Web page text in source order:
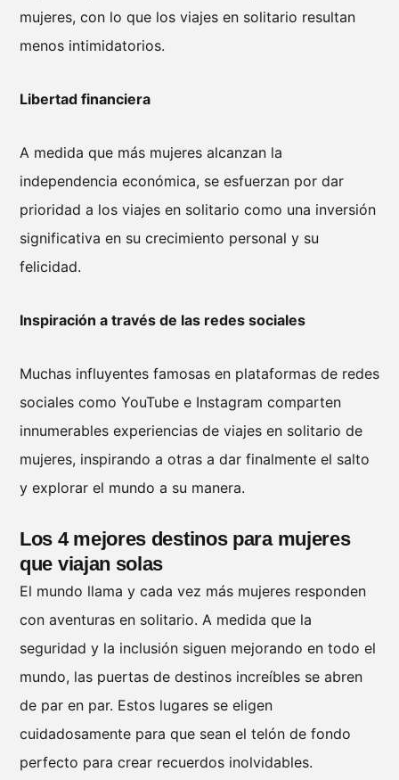
mujeres, con lo que los viajes en solitario resultan
menos intimidatorios.
Libertad financiera
A medida que más mujeres alcanzan la
independencia económica, se esfuerzan por dar
prioridad a los viajes en solitario como una inversión
significativa en su crecimiento personal y su
felicidad.
Inspiración a través de las redes sociales
Muchas influyentes famosas en plataformas de redes
sociales como YouTube e Instagram comparten
innumerables experiencias de viajes en solitario de
mujeres, inspirando a otras a dar finalmente el salto
y explorar el mundo a su manera.
Los 4 mejores destinos para mujeres
que viajan solas
El mundo llama y cada vez más mujeres responden
con aventuras en solitario. A medida que la
seguridad y la inclusión siguen mejorando en todo el
mundo, las puertas de destinos increíbles se abren
de par en par. Estos lugares se eligen
cuidadosamente para que sean el telón de fondo
perfecto para crear recuerdos inolvidables.